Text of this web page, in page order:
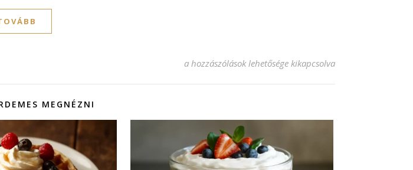
Ínycsiklandó stollen recept: Karácsonyi édesség készítése
a hozzászólások lehetősége kikapcsolva
MEGNÉZNI